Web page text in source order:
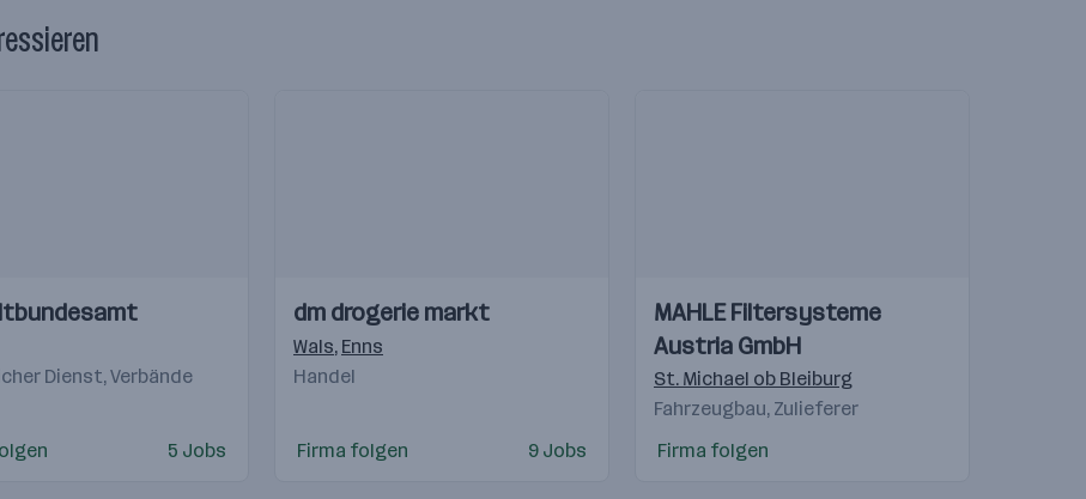
St. Valentin,Lannach Alberdorf,Ilz,Graz, Albersdorf
Dienst, Verbände
5 Jobs
Videos
Einblicke
Einblicke
dm drogerie markt
Wals, Enns
Handel
Firma folgen 9 Jobs
Videos
Einblicke
Einblicke
MAHLE Filtersysteme
Austria GmbH
St. Michael ob Bleiburg
Fahrzeugbau, Zulieferer
Firma folgen